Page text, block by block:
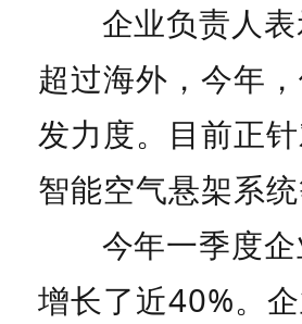
企业负责人
超过海外，今年
发力度。目前正
智能空气悬架系统
今年一季度
增长了近40%。